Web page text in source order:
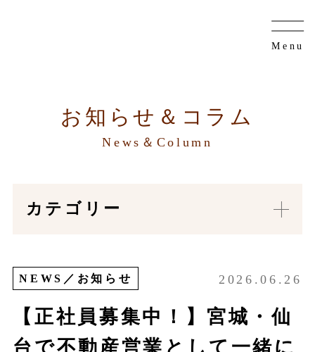
お知らせ＆コラム
News＆Column
カテゴリー
NEWS／お知らせ 2026.06.26
【正社員募集中！】宮城・仙
台で不動産営業として一緒に